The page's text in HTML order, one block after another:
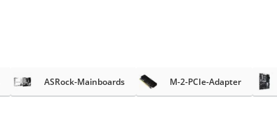
ASRock-Mainboards M-2-PCIe-Adapter